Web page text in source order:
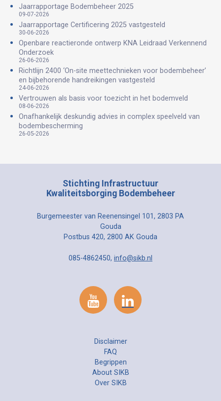
Jaarrapportage Bodembeheer 2025
09-07-2026
Jaarrapportage Certificering 2025 vastgesteld
30-06-2026
Openbare reactieronde ontwerp KNA Leidraad Verkennend
Onderzoek
26-06-2026
Richtlijn 2400 ‘On-site meettechnieken voor bodembeheer’
en bijbehorende handreikingen vastgesteld
24-06-2026
Vertrouwen als basis voor toezicht in het bodemveld
08-06-2026
Onafhankelijk deskundig advies in complex speelveld van
bodembescherming
26-05-2026
Stichting Infrastructuur
Kwaliteitsborging Bodembeheer
Burgemeester van Reenensingel 101, 2803 PA
Gouda
Postbus 420, 2800 AK Gouda
085-4862450, info@sikb.nl
Disclaimer
FAQ
Begrippen
About SIKB
Over SIKB